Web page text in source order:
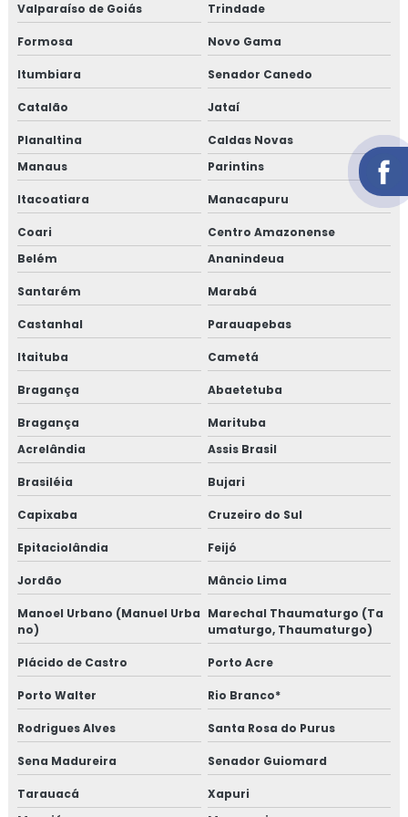
Valparaíso de Goiás Trindade
Formosa Novo Gama
Itumbiara Senador Canedo
Catalão Jataí
Planaltina
Caldas Novas
Manaus
Parintins
Itacoatiara Manacapuru
Coari
Centro Amazonense
Belém
Ananindeua
Santarém Marabá
Castanhal Parauapebas
Itaituba Cametá
Bragança Abaetetuba
Bragança
Marituba
Acrelândia
Assis Brasil
Brasiléia Bujari
Capixaba Cruzeiro do Sul
Epitaciolândia Feijó
Jordão Mâncio Lima
Manoel Urbano (Manuel Urba
no)
Marechal Thaumaturgo (Ta
umaturgo, Thaumaturgo)
Plácido de Castro Porto Acre
Porto Walter Rio Branco*
Rodrigues Alves Santa Rosa do Purus
Sena Madureira Senador Guiomard
Tarauacá
Xapuri